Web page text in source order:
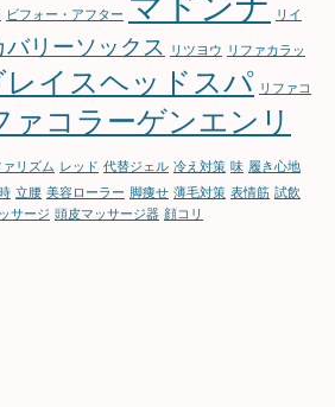
ビフォー・アフター リイ
バリーソックス リツヨウ リファカラッ
レイスヘッドスパ リファコ
ァコラーゲンエンリ
ァリズム レッド 代替ジェル 冷え対策 味 履き心地
立腰 美容ローラー 脚痩せ 薄毛対策 表情筋 試飲
サージ 頭皮マッサージ器 顔コリ